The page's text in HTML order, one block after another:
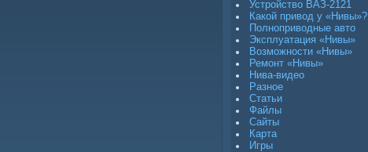
Устройство ВАЗ-2121
Какой привод у «Нивы»?
Полноприводные авто
Эксплуатация «Нивы»
Возможности «Нивы»
Ремонт «Нивы»
Нива-видео
Разное
Статьи
Файлы
Сайты
Карта
Игры